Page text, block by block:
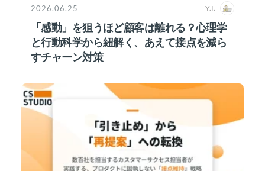
2026.06.25 Y.I.
「感動」を狙うほど顧客は離れる？心理学
と行動科学から紐解く、あえて接点を減ら
すチャーン対策